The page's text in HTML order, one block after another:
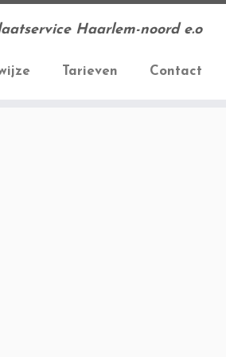
Haarlem-noord e.o
Tarieven Contact